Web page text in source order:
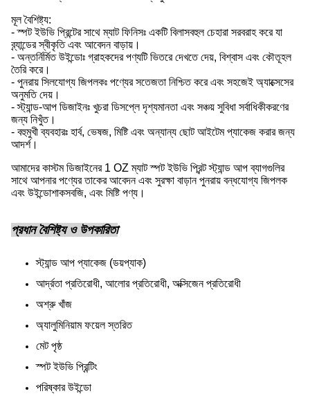
মূল বৈশিষ্ট্য:
- স্পট ইউভি প্রিন্টের সাথে ম্যাট ফিনিসঃ একটি বিলাসবহুল চেহারা সরবরাহ করে যা
ব্র্যান্ডের স্বীকৃতি এবং আবেদন বাড়ায়।
- অন্তর্নির্মিত উইন্ডোঃ গ্রাহকদের পণ্যটি ভিতরে দেখতে দেয়, বিশ্বাস এবং কৌতূহল
তৈরি করে।
- পুনরায় সিলযোগ্য জিপলকঃ পণ্যের সতেজতা নিশ্চিত করে এবং সহজেই অ্যাক্সেসের
অনুমতি দেয়।
- স্ট্যান্ড-আপ ডিজাইনঃ খুচরা ডিসপ্লে দৃশ্যমানতা এবং সঞ্চয় সুবিধা সর্বাধিকীকরণের
জন্য নিখুঁত।
- বহুমুখী ব্যবহারঃ হার্ব, ভেষজ, মিষ্টি এবং অন্যান্য ছোট আইটেম প্যাকেজ করার জন্য
আদর্শ।
আমাদের কাস্টম ডিজাইনের 1 OZ ম্যাট স্পট ইউভি প্রিন্ট স্ট্যান্ড আপ ব্যাগগুলির
সাথে আপনার পণ্যের তাকের আবেদন এবং সুরক্ষা বাড়ান পুনরায় বন্ধযোগ্য জিপলক
এবং উইন্ডোশাকসবজি, এবং মিষ্টি পণ্য।
প্রধান বৈশিষ্ট্য ও উপকারিতা
স্ট্যান্ড আপ প্যাকেজ (ডয়প্যাক)
আর্দ্রতা প্রতিরোধী, আলোর প্রতিরোধী, অক্সিজেন প্রতিরোধী
অশ্রু খাঁজ
অ্যালুমিনিয়াম ফয়েল স্তরিত
মেট পৃষ্ঠ
স্পট ইউভি প্রিন্টিং
পরিষ্কার উইন্ডো